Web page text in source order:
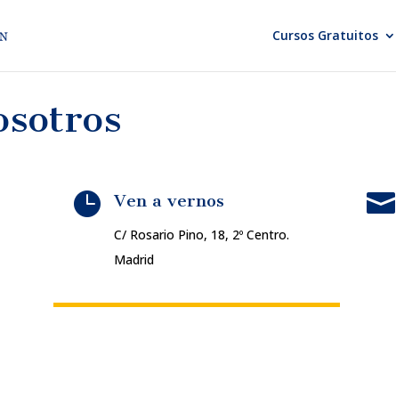
Cursos Gratuitos
 Ven a vernos
C/ Rosario Pino, 18, 2º Centro.
Madrid
